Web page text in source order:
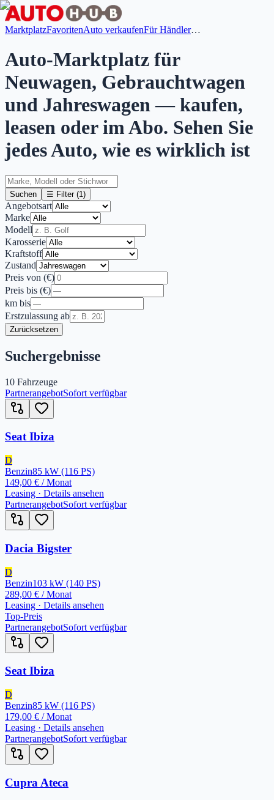
MarktplatzFavoritenAuto verkaufenFür Händler…
Auto-Marktplatz für
Neuwagen, Gebrauchtwagen
und Jahreswagen — kaufen,
leasen oder im Abo. Sehen Sie
jedes Auto, wie es wirklich ist
Suchen ☰ Filter(1)
Angebotsart
Marke
Modell
Karosserie
Kraftstoff
Zustand
Preis von (€)
Preis bis (€)
km bis
Erstzulassung ab
Zurücksetzen
Suchergebnisse
10 Fahrzeuge
PartnerangebotSofort verfügbar
Seat Ibiza
D
Benzin85 kW (116 PS)
149,00 € / Monat
Leasing · Details ansehen
PartnerangebotSofort verfügbar
Dacia Bigster
D
Benzin103 kW (140 PS)
289,00 € / Monat
Leasing · Details ansehen
Top-Preis
PartnerangebotSofort verfügbar
Seat Ibiza
D
Benzin85 kW (116 PS)
179,00 € / Monat
Leasing · Details ansehen
PartnerangebotSofort verfügbar
Cupra Ateca